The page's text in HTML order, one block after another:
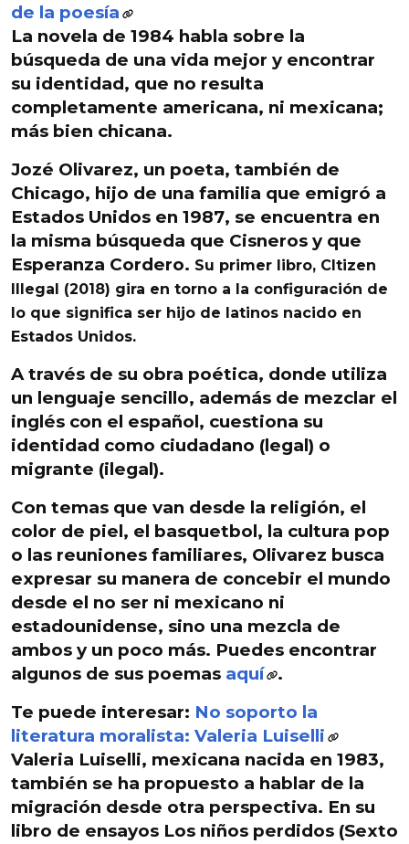
de la poesía
La novela de 1984 habla sobre la
búsqueda de una vida mejor y encontrar
su identidad, que no resulta
completamente americana, ni mexicana;
más bien chicana.
Jozé Olivarez, un poeta, también de
Chicago, hijo de una familia que emigró a
Estados Unidos en 1987, se encuentra en
la misma búsqueda que Cisneros y que
Esperanza Cordero. Su primer libro, CItizen
Illegal (2018) gira en torno a la configuración de
lo que significa ser hijo de latinos nacido en
Estados Unidos.
A través de su obra poética, donde utiliza
un lenguaje sencillo, además de mezclar el
inglés con el español, cuestiona su
identidad como ciudadano (legal) o
migrante (ilegal).
Con temas que van desde la religión, el
color de piel, el basquetbol, la cultura pop
o las reuniones familiares, Olivarez busca
expresar su manera de concebir el mundo
desde el no ser ni mexicano ni
estadounidense, sino una mezcla de
ambos y un poco más. Puedes encontrar
algunos de sus poemas aquí
.
Te puede interesar: No soporto la
literatura moralista: Valeria Luiselli
Valeria Luiselli, mexicana nacida en 1983,
también se ha propuesto a hablar de la
migración desde otra perspectiva. En su
libro de ensayos Los niños perdidos (Sexto